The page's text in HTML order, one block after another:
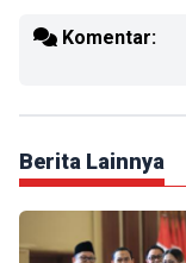
Komentar:
Berita Lainnya